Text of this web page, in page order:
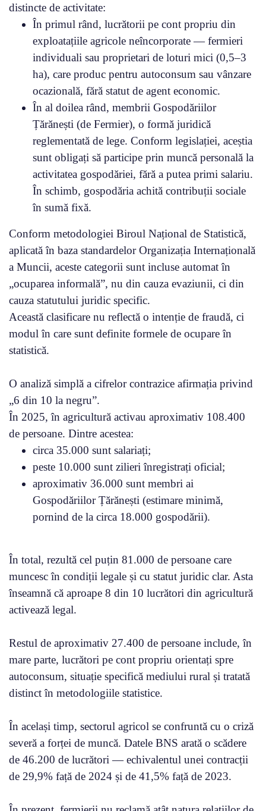
distincte de activitate:
În primul rând, lucrătorii pe cont propriu din
exploatațiile agricole neîncorporate — fermieri
individuali sau proprietari de loturi mici (0,5–3
ha), care produc pentru autoconsum sau vânzare
ocazională, fără statut de agent economic.
În al doilea rând, membrii Gospodăriilor
Țărănești (de Fermier), o formă juridică
reglementată de lege. Conform legislației, aceștia
sunt obligați să participe prin muncă personală la
activitatea gospodăriei, fără a putea primi salariu.
În schimb, gospodăria achită contribuții sociale
în sumă fixă.
Conform metodologiei Biroul Național de Statistică,
aplicată în baza standardelor Organizația Internațională
a Muncii, aceste categorii sunt incluse automat în
„ocuparea informală”, nu din cauza evaziunii, ci din
cauza statutului juridic specific.
Această clasificare nu reflectă o intenție de fraudă, ci
modul în care sunt definite formele de ocupare în
statistică.
O analiză simplă a cifrelor contrazice afirmația privind
„6 din 10 la negru”.
În 2025, în agricultură activau aproximativ 108.400
de persoane. Dintre acestea:
circa 35.000 sunt salariați;
peste 10.000 sunt zilieri înregistrați oficial;
aproximativ 36.000 sunt membri ai
Gospodăriilor Țărănești (estimare minimă,
pornind de la circa 18.000 gospodării).
În total, rezultă cel puțin 81.000 de persoane care
muncesc în condiții legale și cu statut juridic clar. Asta
înseamnă că aproape 8 din 10 lucrători din agricultură
activează legal.
Restul de aproximativ 27.400 de persoane include, în
mare parte, lucrători pe cont propriu orientați spre
autoconsum, situație specifică mediului rural și tratată
distinct în metodologiile statistice.
În același timp, sectorul agricol se confruntă cu o criză
severă a forței de muncă. Datele BNS arată o scădere
de 46.200 de lucrători — echivalentul unei contracții
de 29,9% față de 2024 și de 41,5% față de 2023.